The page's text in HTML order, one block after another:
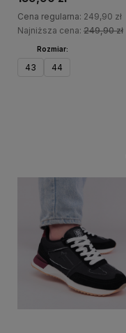
Cena regularna: 249,90 zł
Najniższa cena: 249,90 zł
Rozmiar:
43 44